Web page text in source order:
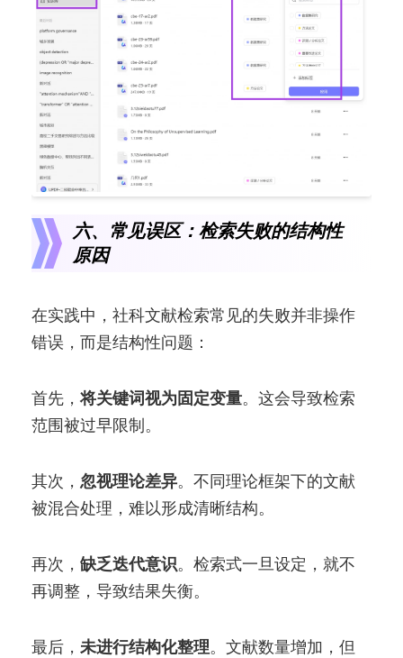
六、常见误区：检索失败的结构性
原因
在实践中，社科文献检索常见的失败并非操作
错误，而是结构性问题：
首先，将关键词视为固定变量。这会导致检索
范围被过早限制。
其次，忽视理论差异。不同理论框架下的文献
被混合处理，难以形成清晰结构。
再次，缺乏迭代意识。检索式一旦设定，就不
再调整，导致结果失衡。
最后，未进行结构化整理。文献数量增加，但